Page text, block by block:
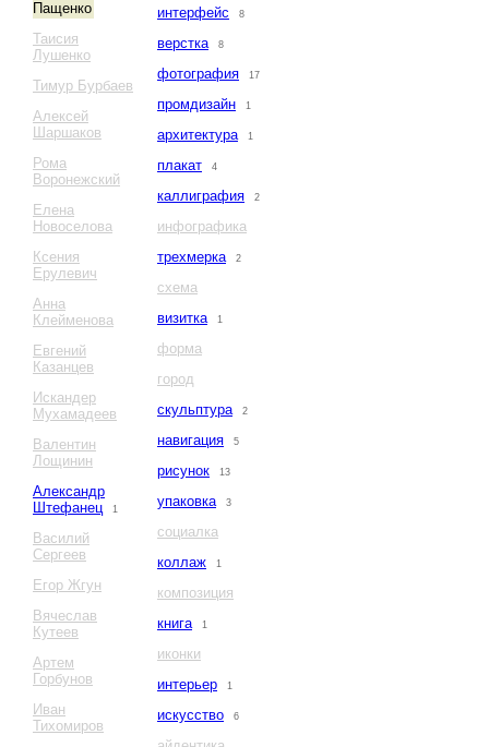
Пащенко
Таисия
Лушенко
Тимур Бурбаев
Алексей
Шаршаков
Рома
Воронежский
Елена
Новоселова
Ксения
Ерулевич
Анна
Клейменова
Евгений
Казанцев
Искандер
Мухамадеев
Валентин
Лощинин
Александр
Штефанец
1
Василий
Сергеев
Егор Жгун
Вячеслав
Кутеев
Артем
Горбунов
Иван
Тихомиров
интерфейс 8
верстка 8
фотография 17
промдизайн 1
архитектура 1
плакат 4
каллиграфия 2
инфографика
трехмерка
2
схема
визитка
1
форма
город
скульптура
2
навигация 5
рисунок 13
упаковка 3
социалка
коллаж
1
композиция
книга
1
иконки
интерьер
1
искусство 6